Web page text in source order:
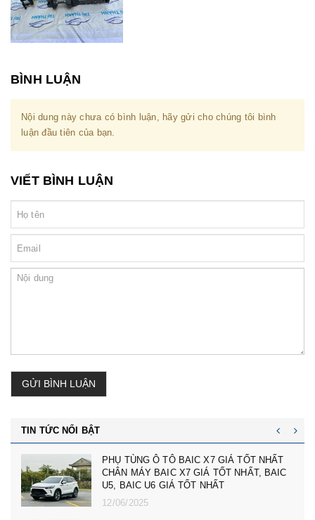
BÌNH LUẬN
Nội dung này chưa có bình luận, hãy gửi cho chúng tôi bình
luận đầu tiên của bạn.
VIẾT BÌNH LUẬN
GỬI BÌNH LUẬN
TIN TỨC NỔI BẬT
cản trước badoxoc trước mg zs mã cản
trước 10745966 - phụ tùng ô tô mg zs giá tốt
nhất
23/02/2025